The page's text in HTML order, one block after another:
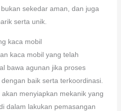
sekedar aman, dan juga
serta unik.
kaca mobil
kaca mobil yang telah
bawa agunan jika proses
baik serta terkoordinasi.
menyiapkan mekanik yang
dalam lakukan pemasangan